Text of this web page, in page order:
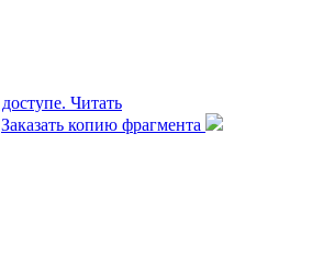
Читать
Заказать копию фрагмента